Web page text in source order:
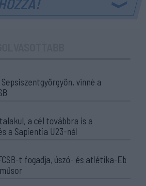
vinné a
a cél továbbra is a
a Sapientia U23-nál
t fogadja, úszó- és atlétika-Eb